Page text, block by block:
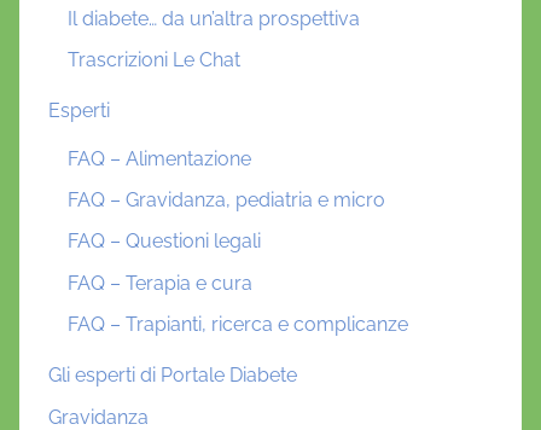
Il diabete… da un’altra prospettiva
Trascrizioni Le Chat
Esperti
FAQ – Alimentazione
FAQ – Gravidanza, pediatria e micro
FAQ – Questioni legali
FAQ – Terapia e cura
FAQ – Trapianti, ricerca e complicanze
Gli esperti di Portale Diabete
Gravidanza